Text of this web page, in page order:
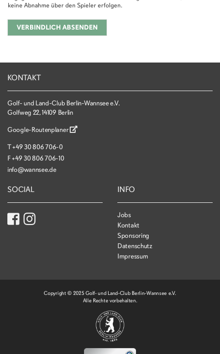
keine Abnahme über den Spieler erfolgen.
VERBINDLICH ABSENDEN
KONTAKT
Golf- und Land-Club Berlin-Wannsee e.V.
Golfweg 22, 14109 Berlin
Google-Routenplaner
T+49 30 806 706-0
F+49 30 806 706-10
info@wannsee.de
SOCIAL INFO
Jobs
Kontakt
Sponsoring
Datenschutz
Impressum
Copyright © 2025 Golf- und Land-Club Berlin-Wannsee e.V.
Alle Rechte vorbehalten.